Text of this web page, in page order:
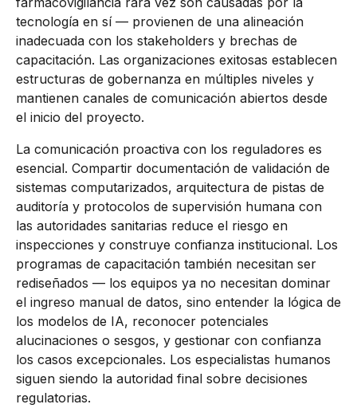
tecnología en sí — provienen de una alineación
inadecuada con los stakeholders y brechas de
capacitación. Las organizaciones exitosas establecen
estructuras de gobernanza en múltiples niveles y
mantienen canales de comunicación abiertos desde
el inicio del proyecto.
La comunicación proactiva con los reguladores es
esencial. Compartir documentación de validación de
sistemas computarizados, arquitectura de pistas de
auditoría y protocolos de supervisión humana con
las autoridades sanitarias reduce el riesgo en
inspecciones y construye confianza institucional. Los
programas de capacitación también necesitan ser
rediseñados — los equipos ya no necesitan dominar
el ingreso manual de datos, sino entender la lógica de
los modelos de IA, reconocer potenciales
alucinaciones o sesgos, y gestionar con confianza
los casos excepcionales. Los especialistas humanos
siguen siendo la autoridad final sobre decisiones
regulatorias.